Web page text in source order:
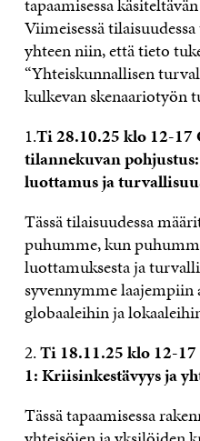
tapaamisessa
Viimeisessä
yhteen niin, että tieto
“Yhteiskunnallisen
kulkevan skenaariotyön
1.Ti 28.10.25 klo 12-
tilannekuvan
luottamus ja
Tässä tilaisuudessa
puhumme, kun
luottamuksesta ja
syvennymme laajempiin
globaaleihin ja
2.Ti 18.11.25 klo 12-
1: Kriisinkestävyys ja
Tässä tapaamisessa